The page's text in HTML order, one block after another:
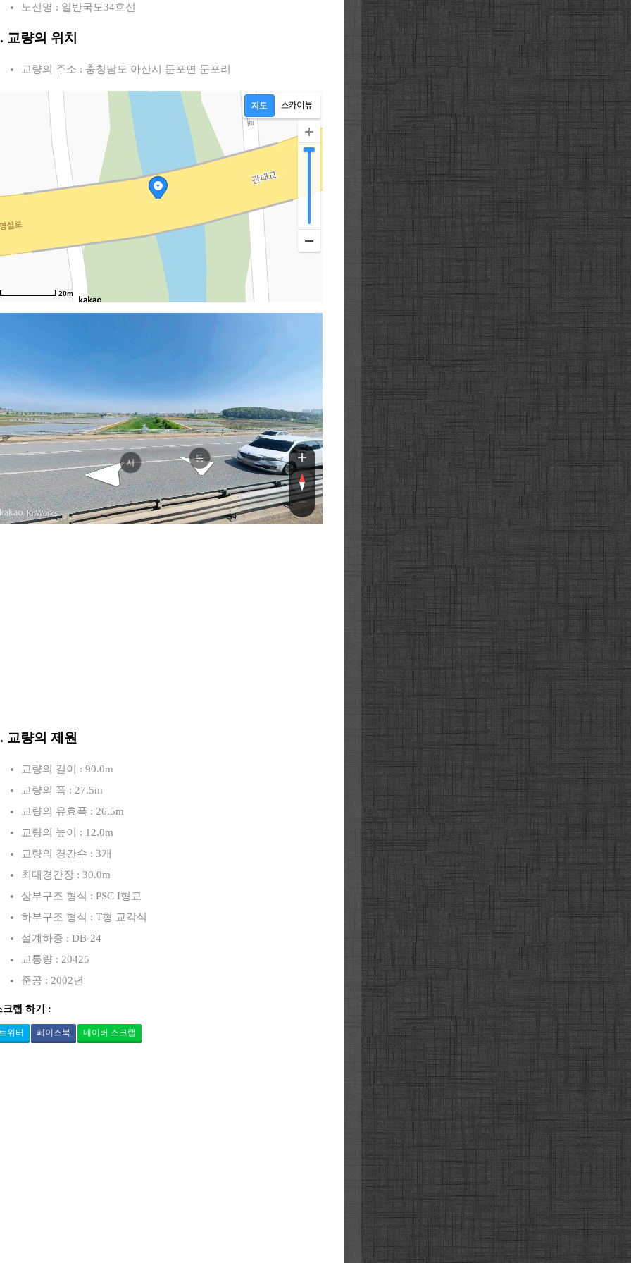
노선명 : 일반국도34호선
교량의 위치
교량의 주소 : 충청남도 아산시 둔포면 둔포리
20m
실로
실로
서 동
, KnWorks
교량의 제원
교량의 길이 : 90.0m
교량의 폭 : 27.5m
교량의 유효폭 : 26.5m
교량의 높이 : 12.0m
교량의 경간수 : 3개
최대경간장 : 30.0m
상부구조 형식 : PSC I형교
하부구조 형식 : T형 교각식
설계하중 : DB-24
교통량 : 20425
준공 : 2002년
크랩 하기 :
위터 페이스북 네이버 스크랩